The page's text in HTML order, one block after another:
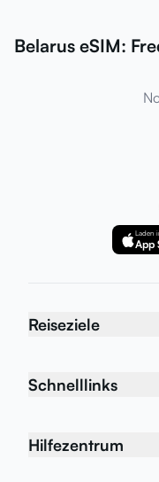
Belarus eSIM:
Laden
App
Reiseziele
Schnelllinks
Hilfezentrum